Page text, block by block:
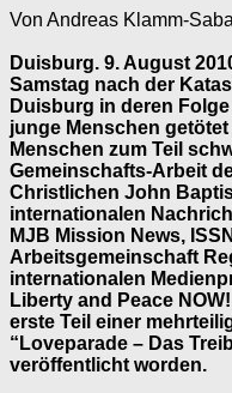
Von Andreas Klamm-
Duisburg. 9. August
Samstag nach der
Duisburg in deren
junge Menschen
Menschen zum Teil
Gemeinschafts-Arbeit
Christlichen John
internationalen
MJB Mission News,
Arbeitsgemeinschaft
internationalen
Liberty and Peace
erste Teil einer
“Loveparade – Das
veröffentlicht worden.